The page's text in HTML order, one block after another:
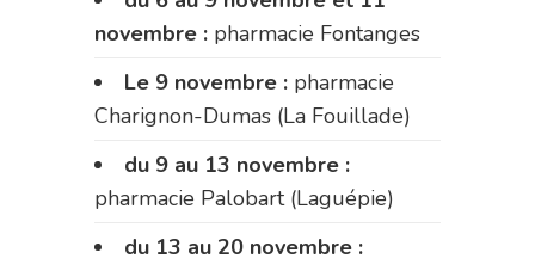
novembre : pharmacie Fontanges
Le 9 novembre : pharmacie
Charignon-Dumas (La Fouillade)
du 9 au 13 novembre :
pharmacie Palobart (Laguépie)
du 13 au 20 novembre :